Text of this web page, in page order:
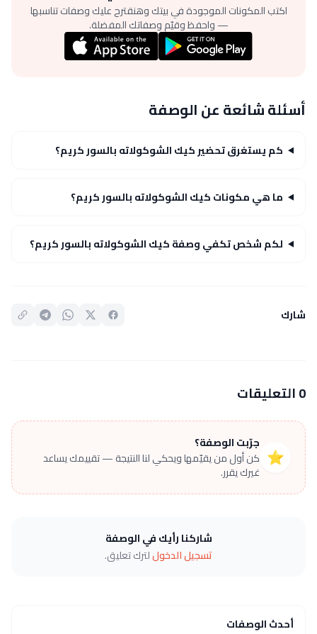
اكتب المكونات الموجودة في بيتك وهنقترح عليك وصفات تناسبها
— واحفظ وقيّم وصفاتك المفضلة.
أسئلة شائعة عن الوصفة
كم يستغرق تحضير كيك الشوكولاته بالسور كريم؟
ما هي مكونات كيك الشوكولاته بالسور كريم؟
لكم شخص تكفي وصفة كيك الشوكولاته بالسور كريم؟
شارك
0 التعليقات
⭐
جرّبت الوصفة؟
كن أول من يقيّمها ويحكي لنا النتيجة — تقييمك يساعد
غيرك يقرر.
شاركنا رأيك في الوصفة
تسجيل الدخوللترك تعليق.
أحدث الوصفات